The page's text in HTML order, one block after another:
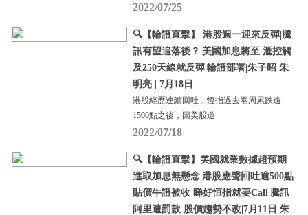
2022/07/25
🔍【輪證直擊】 港股週一迎來反彈|騰
訊有望追落後？|美國加息將至 滙控觸
及250天線就反彈|輪證部署|朱子昭 朱
明亮 | 7月18日
港股經歷連續回吐，恆指過去兩周累跌逾
1500點之後，因美股道
2022/07/18
🔍【輪證直擊】美國就業數據超預期
進取加息無懸念|港股應聲回吐逾500點
貼價牛證被收 睇好恒指就要Call|騰訊
阿里遭罰款 股價趨勢不改|7月11日 朱